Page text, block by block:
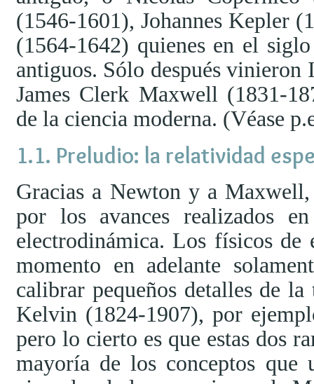
(1546-1601), Johannes Kepler
(1564-1642) quienes en el
antiguos. Sólo después
James Clerk Maxwell (1831-
de la ciencia moderna. (Véase
Preludio: la relatividad
Gracias a Newton y a
por los avances realizados
electrodinámica. Los físicos de
momento en adelante
calibrar pequeños detalles de
Kelvin (1824-1907), por
pero lo cierto es que estas dos
mayoría de los conceptos que